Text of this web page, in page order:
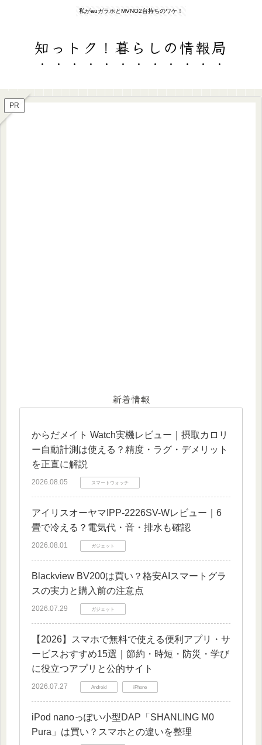
私がauガラホとMVNO2台持ちのワケ！
知っトク！暮らしの情報局
PR
新着情報
からだメイト Watch実機レビュー｜摂取カロリ
ー自動計測は使える？精度・ラグ・デメリット
を正直に解説
2026.08.05 スマートウォッチ
アイリスオーヤマIPP-2226SV-Wレビュー｜6
畳で冷える？電気代・音・排水も確認
2026.08.01 ガジェット
Blackview BV200は買い？格安AIスマートグラ
スの実力と購入前の注意点
2026.07.29 ガジェット
【2026】スマホで無料で使える便利アプリ・サ
ービスおすすめ15選｜節約・時短・防災・学び
に役立つアプリと公的サイト
2026.07.27 Android iPhone
iPod nanoっぽい小型DAP「SHANLING M0
Pura」は買い？スマホとの違いを整理